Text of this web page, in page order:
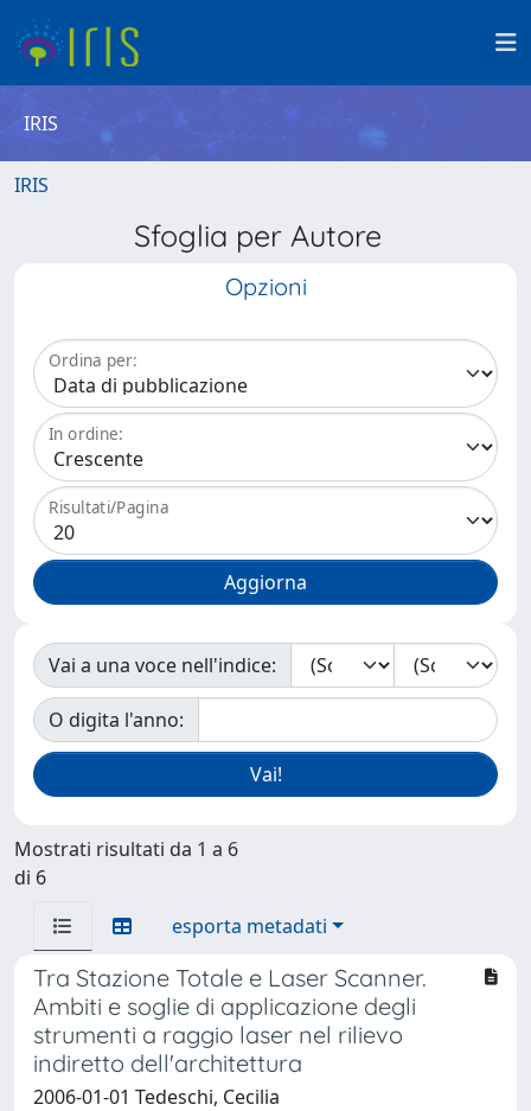
IRIS
IRIS
Sfoglia per Autore
Opzioni
Ordina per:
In ordine:
Risultati/Pagina
Vai a una voce nell'indice:
O digita l'anno:
Mostrati risultati da 1 a 6
di 6
esporta metadati
Tra Stazione Totale e Laser Scanner.
Ambiti e soglie di applicazione degli
strumenti a raggio laser nel rilievo
indiretto dell'architettura
2006-01-01 Tedeschi, Cecilia